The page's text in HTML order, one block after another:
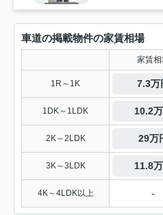
車道の掲載物件の家賃相場
家賃相
1R～1K 7.3万
1DK～1LDK 10.2
2K～2LDK 29万
3K～3LDK 11.8
4K～4LDK以上 -